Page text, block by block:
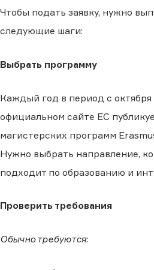
Чтобы подать заявку, нужно
следующие шаги:
Выбрать программу
Каждый год в период с октября
официальном сайте ЕС
магистерских программ
Нужно выбрать направление,
подходит по образованию и
Проверить требования
Обычно требуются: